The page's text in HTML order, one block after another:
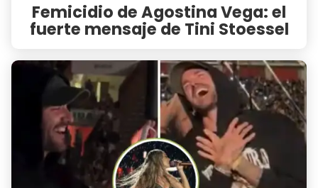
Femicidio de Agostina Vega: el
fuerte mensaje de Tini Stoessel